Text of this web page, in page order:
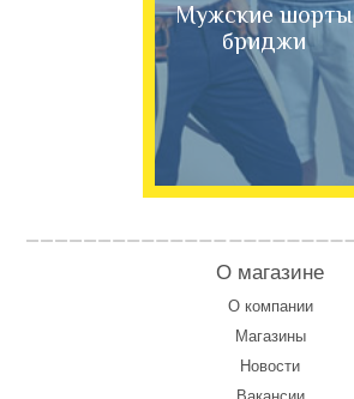
Мужские шорты
бриджи
О магазине
О компании
Магазины
Новости